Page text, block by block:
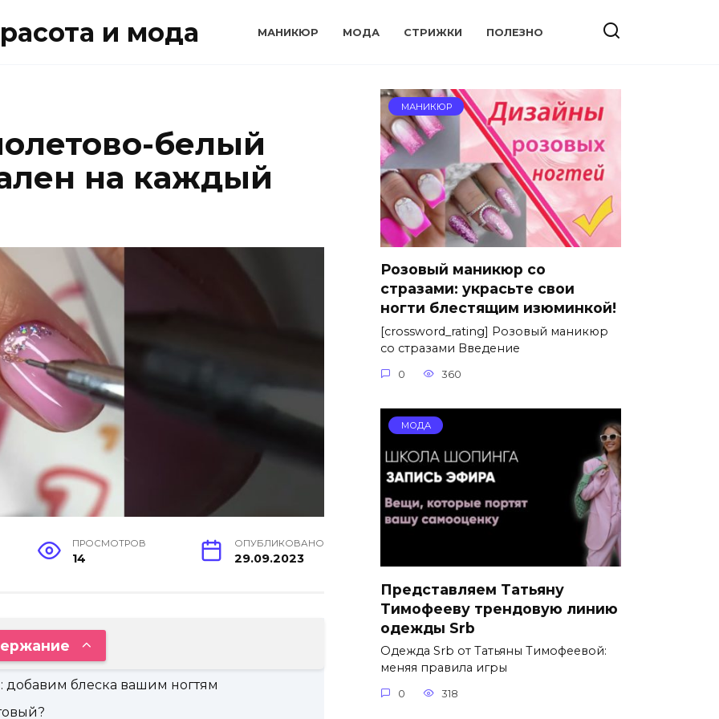
и мода МАНИКЮР МОДА СТРИЖКИ ПОЛЕЗНО
белый
на каждый
ПРОСМОТРОВ
14
ОПУБЛИКОВАНО
29.09.2023
добавим блеска вашим ногтям
МАНИКЮР
Розовый маникюр со
стразами: украсьте свои
ногти блестящим изюминкой!
[crossword_rating] Розовый маникюр
со стразами Введение
0 360
МОДА
Представляем Татьяну
Тимофееву трендовую линию
одежды Srb
Одежда Srb от Татьяны Тимофеевой:
меняя правила игры
0 318